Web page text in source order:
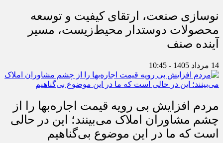
نوسازی صنعت، ارتقای کیفیت و توسعه
محصولات دوستدار محیط‌زیست، مسیر
آینده صنف
14 مرداد 1405 - 10:45
مردم افزایش بی رویه قیمت اجاره‌بها را از
چشم مشاوران املاک می‌بینند؛ این در حالی
است که ما در این موضوع بی‌گناهیم